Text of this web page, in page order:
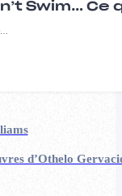
Swim…
d’Othelo